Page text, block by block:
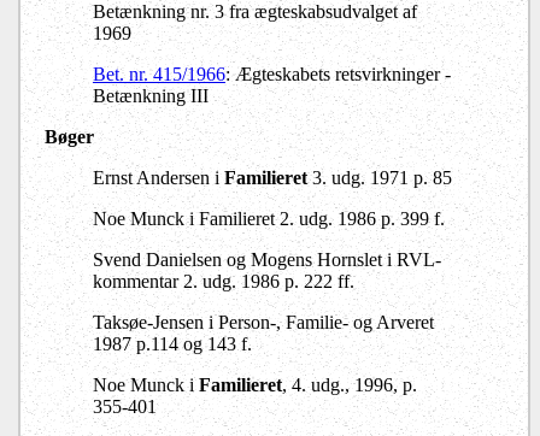
Betænkning nr. 3 fra ægteskabsudvalget af
1969
Bet. nr. 415/1966: Ægteskabets retsvirkninger -
Betænkning III
Bøger
Ernst Andersen i Familieret3. udg. 1971 p. 85
Noe Munck i Familieret 2. udg. 1986 p. 399 f.
Svend Danielsen og Mogens Hornslet i RVL-
kommentar 2. udg. 1986 p. 222 ff.
Taksøe-Jensen i Person-, Familie- og Arveret
1987 p.114 og 143 f.
Noe Munck iFamilieret, 4. udg., 1996, p.
355-401